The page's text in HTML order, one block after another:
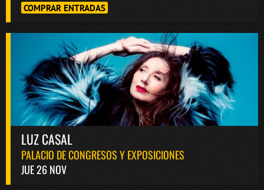
COMPRAR ENTRADAS
LUZ CASAL
PALACIO DE CONGRESOS Y EXPOSICIONES
JUE 26 NOV